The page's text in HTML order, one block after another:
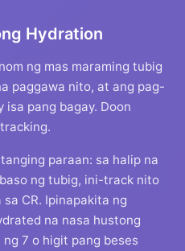
Hydration
ng mas maraming tubig
paggawa nito, at ang pag-
pang bagay. Doon
paraan: sa halip na
ng tubig, ini-track nito
CR. Ipinapakita ng
na nasa hustong
7 o higit pang beses